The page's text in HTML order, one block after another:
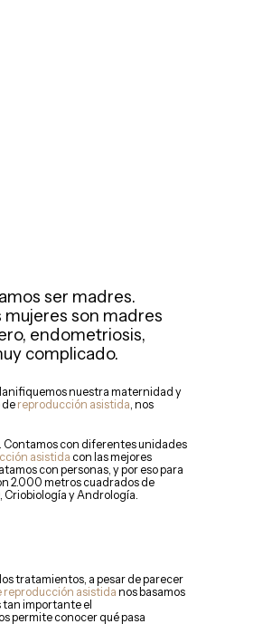
ser madres.
mujeres son madres
endometriosis,
complicado.
nuestra maternidad y
de reproducción asistida , nos
Contamos con diferentes unidades
asistida con las mejores
con personas, y por eso para
2.000 metros cuadrados de
Criobiología y Andrología.
tratamientos, a pesar de parecer
reproducción asistida nos basamos
tan importante el
permite conocer qué pasa